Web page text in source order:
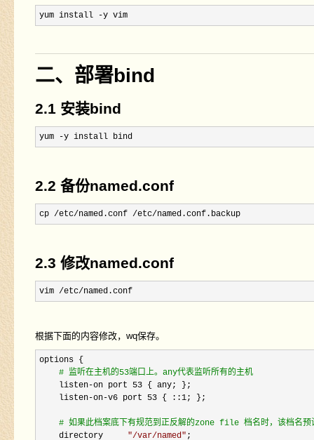
yum install -y vim
二、部署bind
2.1 安装bind
yum -y install bind
2.2 备份named.conf
cp /etc/named.conf /etc/named.conf.backup
2.3 修改named.conf
vim /etc/named.conf
根据下面的内容修改，wq保存。
options {
# 监听在主机的53端口上。any代表监听所有的主机
    listen-on port 53
{ any; };
    listen
-on-v6 port 53 { ::1; };
# 如果此档案底下有规范到正反解的zone file 档名时，该档名预
    directory
"/var/named" ;